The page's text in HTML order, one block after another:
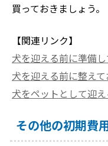
買っておきましょう。
【関連リンク】
犬を迎える前に準備
犬を迎える前に整え
犬をペットとして迎
その他の初期費